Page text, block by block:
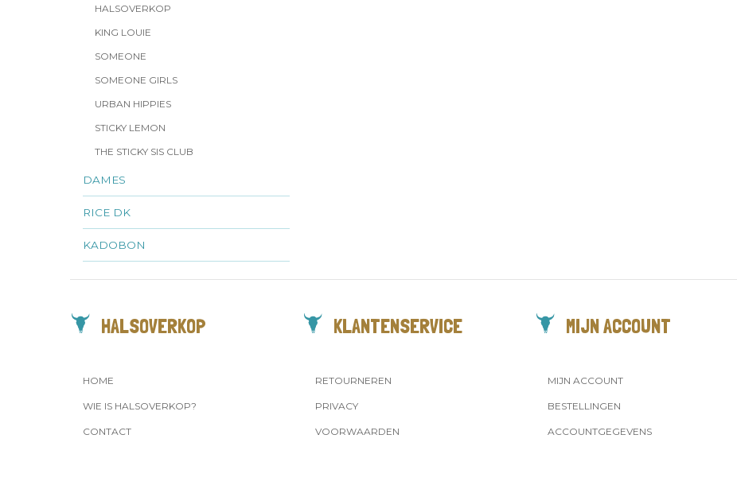
HALSOVERKOP
KING LOUIE
SOMEONE
SOMEONE GIRLS
URBAN HIPPIES
STICKY LEMON
THE STICKY SIS CLUB
DAMES
RICE DK
KADOBON
HALSOVERKOP
HOME
WIE IS HALSOVERKOP?
CONTACT
KLANTENSERVICE
RETOURNEREN
PRIVACY
VOORWAARDEN
MIJN ACCOUNT
MIJN ACCOUNT
BESTELLINGEN
ACCOUNTGEGEVENS